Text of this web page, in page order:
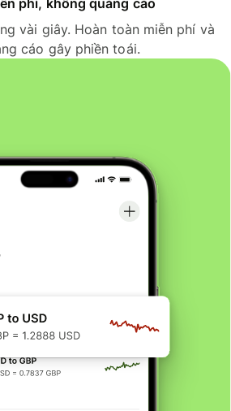
vài giây. Hoàn toàn miễn phí và
cáo gây phiền toái.